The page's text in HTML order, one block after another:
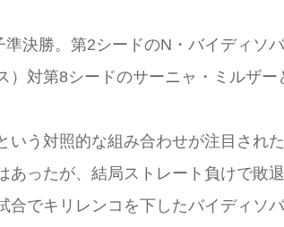
決勝。第2シードのN・バイディソ
対第8シードのサーニャ・ミルザ
う対照的な組み合わせが注目され
ったが、結局ストレート負けで敗
でキリレンコを下したバイディソ